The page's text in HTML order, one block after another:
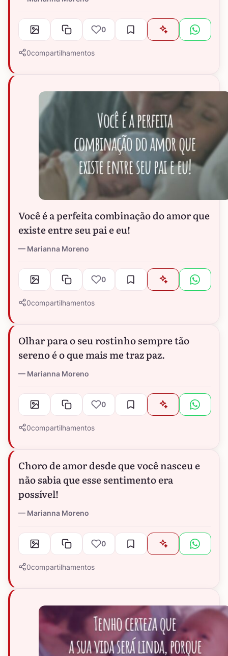
0
0compartilhamentos
Você é a perfeita combinação do amor que
existe entre seu pai e eu!
Marianna Moreno
0
0compartilhamentos
Olhar para o seu rostinho sempre tão
sereno é o que mais me traz paz.
Marianna Moreno
0
0compartilhamentos
Choro de amor desde que você nasceu e
não sabia que esse sentimento era
possível!
Marianna Moreno
0
0compartilhamentos